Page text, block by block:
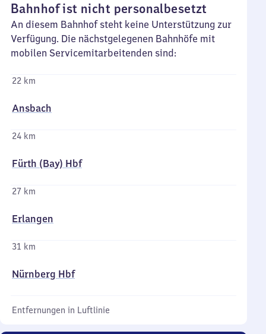
Bahnhof ist nicht personalbesetzt
An diesem Bahnhof steht keine Unterstützung zur
Verfügung. Die nächstgelegenen Bahnhöfe mit
mobilen Servicemitarbeitenden sind:
22 km
Ansbach
24 km
Fürth (Bay) Hbf
27 km
Erlangen
31 km
Nürnberg Hbf
Entfernungen in Luftlinie